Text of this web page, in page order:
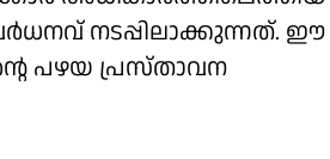
നടപ്പിലാക്കുന്നത്. ഈ
പഴയ പ്രസ്താവന